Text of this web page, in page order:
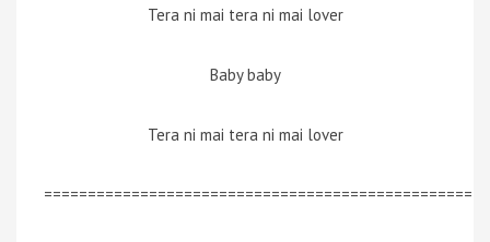
Tera ni mai tera ni mai lover
Baby baby
Tera ni mai tera ni mai lover
=================================================